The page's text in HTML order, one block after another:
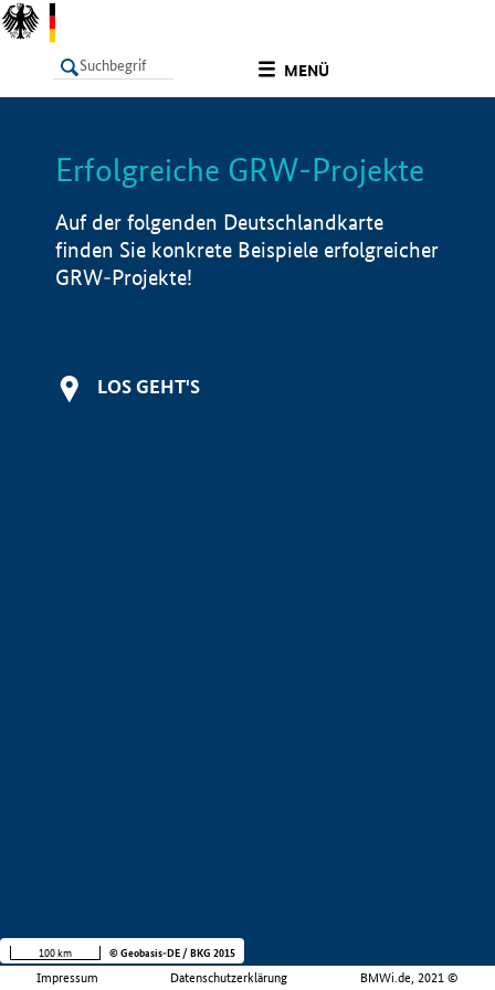
MENÜ
LISTE Info
Erfolgreiche GRW-Projekte
Auf der folgenden Deutschlandkarte
finden Sie konkrete Beispiele erfolgreicher
GRW-Projekte!
LOS GEHT'S
Impressum Datenschutzerklärung BMWi.de, 2021 ©
100 km © Geobasis-DE / BKG 2015